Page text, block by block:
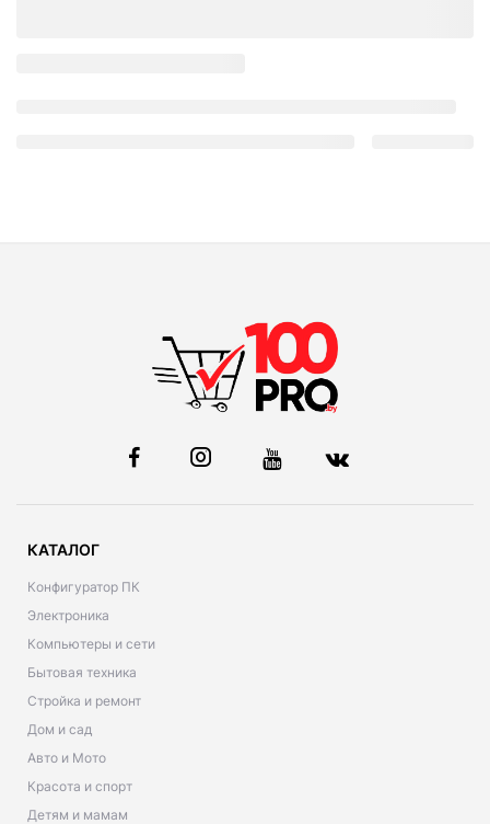
КАТАЛОГ
Конфигуратор ПК
Электроника
Компьютеры и сети
Бытовая техника
Стройка и ремонт
Дом и сад
Авто и Мото
Красота и спорт
Детям и мамам